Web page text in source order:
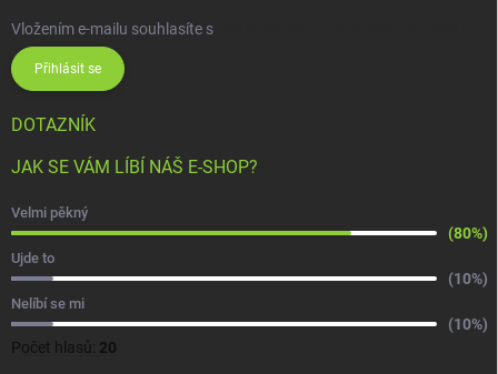
Vložením e-mailu souhlasíte s
Přihlásit se
DOTAZNÍK
JAK SE VÁM LÍBÍ NÁŠ E-SHOP?
Velmi pěkný
(80%)
Ujde to
(10%)
Nelíbí se mi
(10%)
Počet hlasů: 20